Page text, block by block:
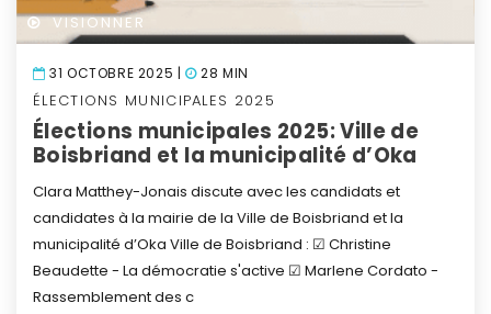
VISIONNER
31 OCTOBRE 2025 | 28 MIN
ÉLECTIONS MUNICIPALES 2025
Élections municipales 2025: Ville de
Boisbriand et la municipalité d’Oka
Clara Matthey-Jonais discute avec les candidats et
candidates à la mairie de la Ville de Boisbriand et la
municipalité d’Oka Ville de Boisbriand : ☑ Christine
Beaudette - La démocratie s'active ☑ Marlene Cordato -
Rassemblement des c